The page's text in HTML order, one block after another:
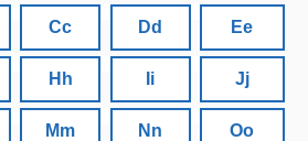
Cc Dd Ee
Hh Ii Jj
Mm Nn Oo